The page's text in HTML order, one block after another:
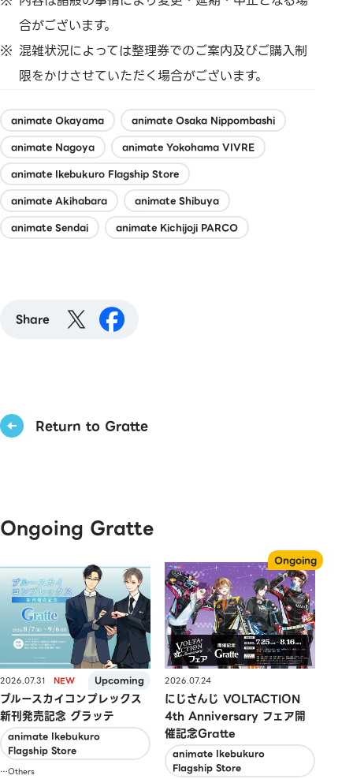
合がございます。
混雑状況によっては整理券でのご案内及びご購入制
限をかけさせていただく場合がございます。
animate Okayama
animate Osaka Nippombashi
animate Nagoya
animate Yokohama VIVRE
animate Ikebukuro Flagship Store
animate Akihabara
animate Shibuya
animate Sendai
animate Kichijoji PARCO
Share
Return to Gratte
Ongoing Gratte
2026.07.31
ブルースカイコンプレックス
新刊発売記念 グラッテ
animate Ikebukuro
Flagship Store
…Others
2026.07.24
にじさんじ VOLTACTION
4th Anniversary フェア開
催記念Gratte
animate Ikebukuro
Flagship Store